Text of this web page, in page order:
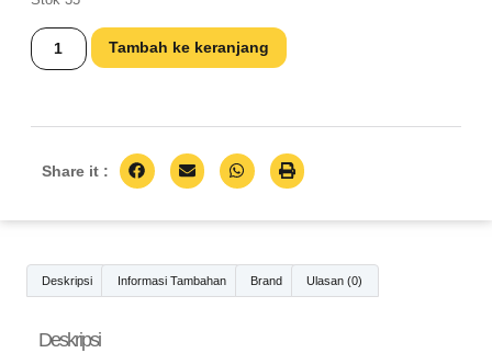
Tambah ke keranjang
Share it :
Deskripsi Informasi Tambahan Brand Ulasan (0)
Deskripsi